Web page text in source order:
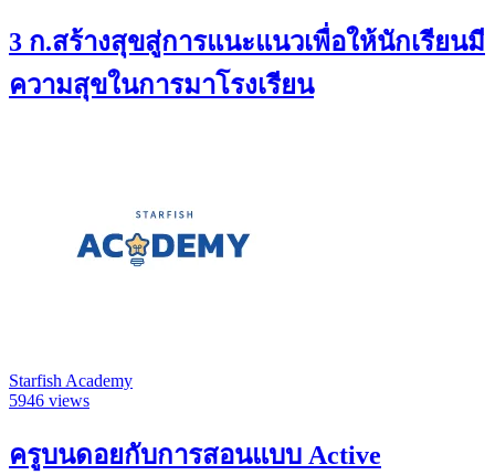
3 ก.สร้างสุขสู่การแนะแนวเพื่อให้นักเรียนมี
ความสุขในการมาโรงเรียน
Starfish Academy
5946 views
ครูบนดอยกับการสอนแบบ Active